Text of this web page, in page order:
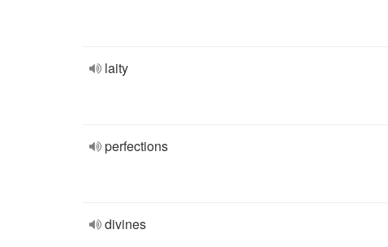
laity
perfections
divines